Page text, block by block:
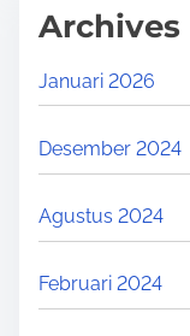
Archives
Januari 2026
Desember 2024
Agustus 2024
Februari 2024